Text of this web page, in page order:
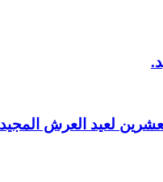
لعيد العرش